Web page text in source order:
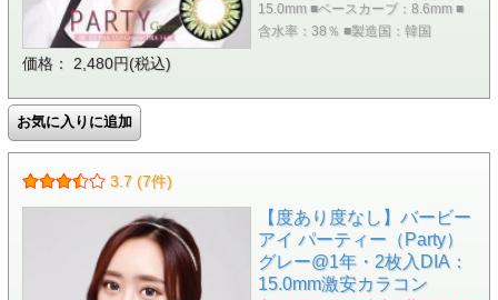
15.0mm ■ベースカーブ：8.6mm ■
含水率：38％ ■製造国：韓国
価格： 2,480円(税込)
3.7 (7件)
【度あり度なし】バービー
アイ パーティー（Party）
グレー@1年・2枚入DIA：
15.0mm激安カラコン